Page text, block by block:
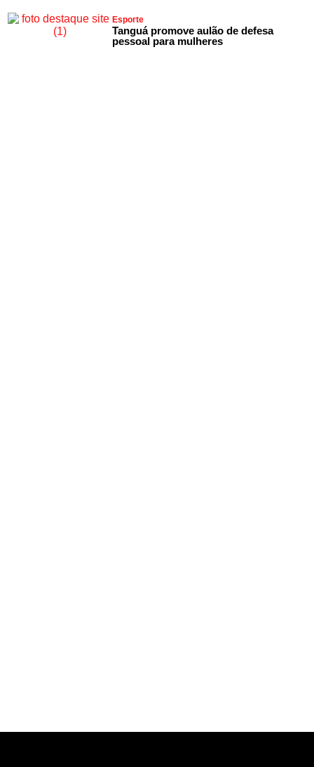
Esporte
Tanguá promove aulão de defesa
pessoal para mulheres